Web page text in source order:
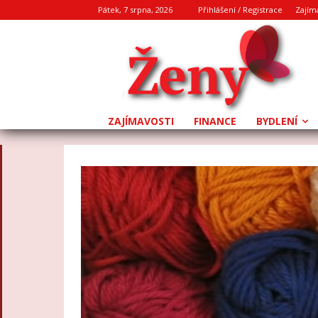
Pátek, 7 srpna, 2026 Přihlášení / Registrace
ZAJÍMAVOSTI FINANCE BYDLENÍ